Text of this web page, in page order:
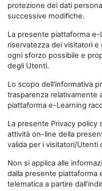
protezione dei dati
successive modifiche.
La presente piattaforma
riservatezza dei visitatori
ogni sforzo possibile e
degli Utenti.
Lo scopo dell'informativa
trasparenza relativamente
piattaforma e-Learning
La presente Privacy policy
attività on-line della
valida per i visitatori/Utenti
Non si applica alle
dalla presente piattaforma
telematica a partire